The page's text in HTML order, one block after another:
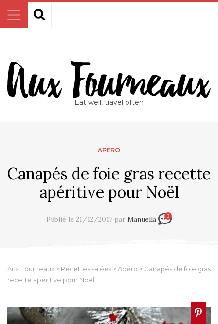
Eat well, travel often
APÉRO
Canapés de foie gras recette
apéritive pour Noël
Publié le 21/12/2017 par Manuella 3
Aux Fourneaux > Recettes salées >Apéro > Canapés de foie gras
recette apéritive pour Noël